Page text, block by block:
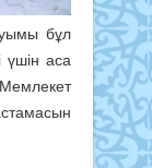
бұл
үшін аса